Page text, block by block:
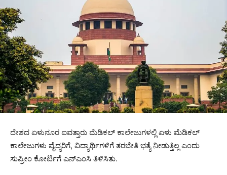
ದೇಶದ ಏಳುನೂರ ಐವತ್ತಾರು ಮೆಡಿಕಲ್ ಕಾಲೇಜುಗಳಲ್ಲಿ ಏಳು ಮೆಡಿಕಲ್
ಕಾಲೇಜುಗಳು ವೈದ್ಯರಿಗೆ, ವಿದ್ಯಾರ್ಥಿಗಳಿಗೆ ತರಬೇತಿ ಭತ್ಯೆ ನೀಡುತ್ತಿಲ್ಲ ಎಂದು
ಸುಪ್ರೀಂ ಕೋರ್ಟಿಗೆ ಎನ್‍ಎಂಸಿ ತಿಳಿಸಿತು.